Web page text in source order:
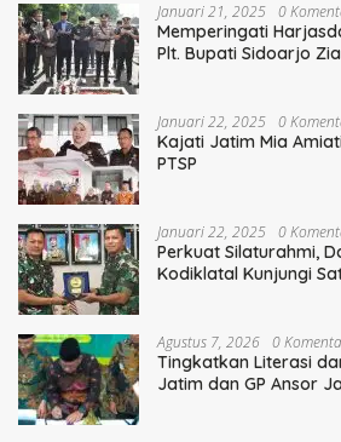
Januari 21, 2025 0
Memperingati
Plt. Bupati Sidoarjo
Januari 22, 2025 0
Kajati Jatim Mia
PTSP
Januari 22, 2025 0
Perkuat Silaturahmi,
Kodiklatal Kunjungi
Agustus 7, 2026 0
Tingkatkan Literasi
Jatim dan GP Ansor